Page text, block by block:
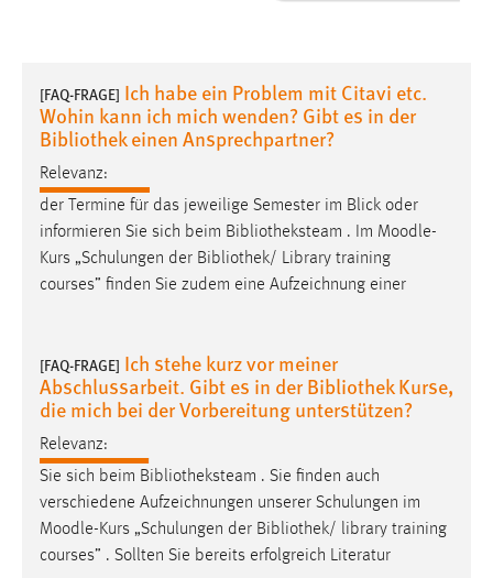
[FAQ-FRAGE] Ich habe ein Problem mit Citavi etc.
Wohin kann ich mich wenden? Gibt es in der
Bibliothek einen Ansprechpartner?
Relevanz:
der Termine für das jeweilige Semester im Blick oder
informieren Sie sich beim Bibliotheksteam . Im Moodle-
Kurs „Schulungen der Bibliothek/ Library training
courses” finden Sie zudem eine Aufzeichnung einer
[FAQ-FRAGE] Ich stehe kurz vor meiner
Abschlussarbeit. Gibt es in der Bibliothek Kurse,
die mich bei der Vorbereitung unterstützen?
Relevanz:
Sie sich beim Bibliotheksteam . Sie finden auch
verschiedene Aufzeichnungen unserer Schulungen im
Moodle-Kurs „Schulungen der Bibliothek/ library training
courses” . Sollten Sie bereits erfolgreich Literatur
Performance
Name:
staticfilecache
Zweck:
Für performante Seitenauslieferung wird in diesem Cookie
gespeichert, ob man eingeloggt ist.
Sprachpräferenz
Name:
site-language-preference
Zweck:
Das Cookie speichert die gewählte Sprache der Website.
Cookie Laufzeit:
30 Tage